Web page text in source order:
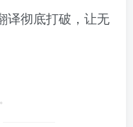
译彻底打破，让无